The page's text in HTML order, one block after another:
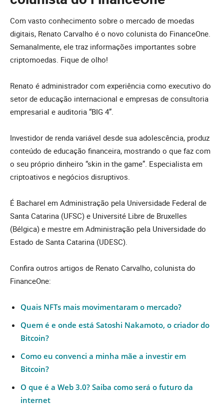
Com vasto conhecimento sobre o mercado de moedas
digitais, Renato Carvalho é o novo colunista do FinanceOne.
Semanalmente, ele traz informações importantes sobre
criptomoedas. Fique de olho!
Renato é administrador com experiência como executivo do
setor de educação internacional e empresas de consultoria
empresarial e auditoria “BIG 4”.
Investidor de renda variável desde sua adolescência, produz
conteúdo de educação financeira, mostrando o que faz com
o seu próprio dinheiro “skin in the game”. Especialista em
criptoativos e negócios disruptivos.
É Bacharel em Administração pela Universidade Federal de
Santa Catarina (UFSC) e Université Libre de Bruxelles
(Bélgica) e mestre em Administração pela Universidade do
Estado de Santa Catarina (UDESC).
Confira outros artigos de Renato Carvalho, colunista do
FinanceOne:
Quais NFTs mais movimentaram o mercado?
Quem é e onde está Satoshi Nakamoto, o criador do
Bitcoin?
Como eu convenci a minha mãe a investir em
Bitcoin?
O que é a Web 3.0? Saiba como será o futuro da
internet